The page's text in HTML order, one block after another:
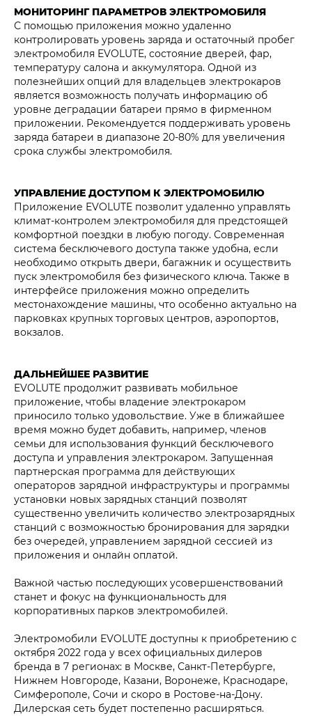
МОНИТОРИНГ ПАРАМЕТРОВ ЭЛЕКТРОМОБИЛЯ
С помощью приложения можно удаленно
контролировать уровень заряда и остаточный пробег
электромобиля EVOLUTE, состояние дверей, фар,
температуру салона и аккумулятора. Одной из
полезнейших опций для владельцев электрокаров
является возможность получать информацию об
уровне деградации батареи прямо в фирменном
приложении. Рекомендуется поддерживать уровень
заряда батареи в диапазоне 20-80% для увеличения
срока службы электромобиля.
УПРАВЛЕНИЕ ДОСТУПОМ К ЭЛЕКТРОМОБИЛЮ
Приложение EVOLUTE позволит удаленно управлять
климат-контролем электромобиля для предстоящей
комфортной поездки в любую погоду. Современная
система бесключевого доступа также удобна, если
необходимо открыть двери, багажник и осуществить
пуск электромобиля без физического ключа. Также в
интерфейсе приложения можно определить
местонахождение машины, что особенно актуально на
парковках крупных торговых центров, аэропортов,
вокзалов.
ДАЛЬНЕЙШЕЕ РАЗВИТИЕ
EVOLUTE продолжит развивать мобильное
приложение, чтобы владение электрокаром
приносило только удовольствие. Уже в ближайшее
время можно будет добавить, например, членов
семьи для использования функций бесключевого
доступа и управления электрокаром. Запущенная
партнерская программа для действующих
операторов зарядной инфраструктуры и программы
установки новых зарядных станций позволят
существенно увеличить количество электрозарядных
станций с возможностью бронирования для зарядки
без очередей, управлением зарядной сессией из
приложения и онлайн оплатой.
Важной частью последующих усовершенствований
станет и фокус на функциональность для
корпоративных парков электромобилей.
Электромобили EVOLUTE доступны к приобретению с
октября 2022 года у всех официальных дилеров
бренда в 7 регионах: в Москве, Санкт-Петербурге,
Нижнем Новгороде, Казани, Воронеже, Краснодаре,
Симферополе, Сочи и скоро в Ростове-на-Дону.
Дилерская сеть будет постепенно расширяться.